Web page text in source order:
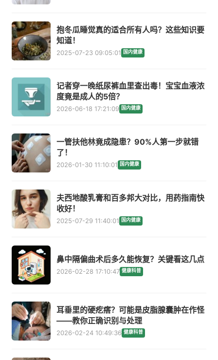
抱冬瓜睡觉真的适合所有人吗？这些知识要
知道！
2025-07-23 09:05:01 国内健康
记者穿一晚纸尿裤血里查出毒！宝宝血液浓
度竟是成人的5倍？
2026-06-18 17:21:09 国内健康
一管扶他林竟成隐患？90%人第一步就错
了！
2026-01-30 11:10:01 国内健康
夫西地酸乳膏和百多邦大对比，用药指南快
收好！
2025-07-29 11:40:01 国内健康
鼻中隔偏曲术后多久能恢复？关键看这几点
2026-02-28 17:10:47 健康科普
耳垂里的硬疙瘩？可能是皮脂腺囊肿在作怪
——教你正确识别与处理
2026-02-24 10:49:36 健康科普